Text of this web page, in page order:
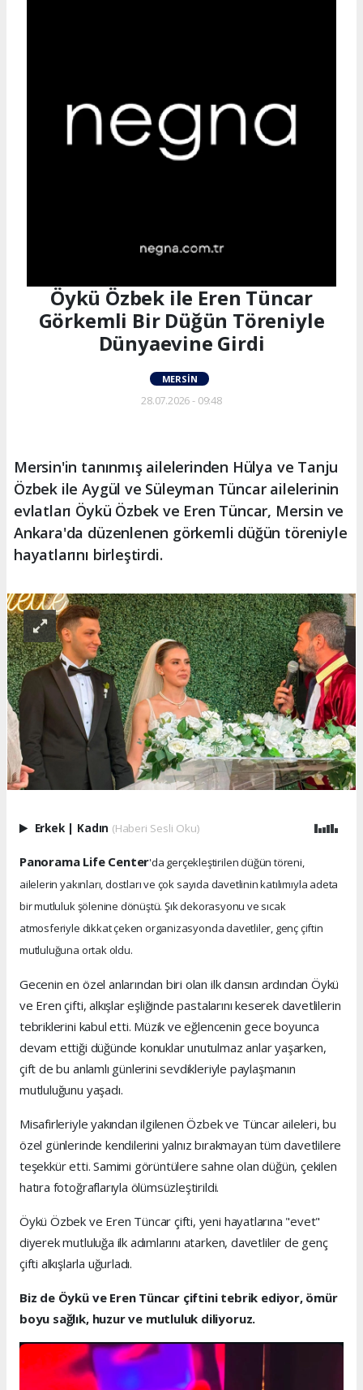
Öykü Özbek ile Eren Tüncar
Görkemli Bir Düğün Töreniyle
Dünyaevine Girdi
MERSIN
28.07.2026 - 09:48
Mersin'in tanınmış ailelerinden Hülya ve Tanju
Özbek ile Aygül ve Süleyman Tüncar ailelerinin
evlatları Öykü Özbek ve Eren Tüncar, Mersin ve
Ankara'da düzenlenen görkemli düğün töreniyle
hayatlarını birleştirdi.
Erkek | Kadın (Haberi Sesli Oku)
Panorama Life Center'da gerçekleştirilen düğün töreni,
ailelerin yakınları, dostları ve çok sayıda davetlinin katılımıyla adeta
bir mutluluk şölenine dönüştü. Şık dekorasyonu ve sıcak
atmosferiyle dikkat çeken organizasyonda davetliler, genç çiftin
mutluluğuna ortak oldu.
Gecenin en özel anlarından biri olan ilk dansın ardından Öykü
ve Eren çifti, alkışlar eşliğinde pastalarını keserek davetlilerin
tebriklerini kabul etti. Müzik ve eğlencenin gece boyunca
devam ettiği düğünde konuklar unutulmaz anlar yaşarken,
çift de bu anlamlı günlerini sevdikleriyle paylaşmanın
mutluluğunu yaşadı.
Misafirleriyle yakından ilgilenen Özbek ve Tüncar aileleri, bu
özel günlerinde kendilerini yalnız bırakmayan tüm davetlilere
teşekkür etti. Samimi görüntülere sahne olan düğün, çekilen
hatıra fotoğraflarıyla ölümsüzleştirildi.
Öykü Özbek ve Eren Tüncar çifti, yeni hayatlarına "evet"
diyerek mutluluğa ilk adımlarını atarken, davetliler de genç
çifti alkışlarla uğurladı.
Biz de Öykü ve Eren Tüncar çiftini tebrik ediyor, ömür
boyu sağlık, huzur ve mutluluk diliyoruz.